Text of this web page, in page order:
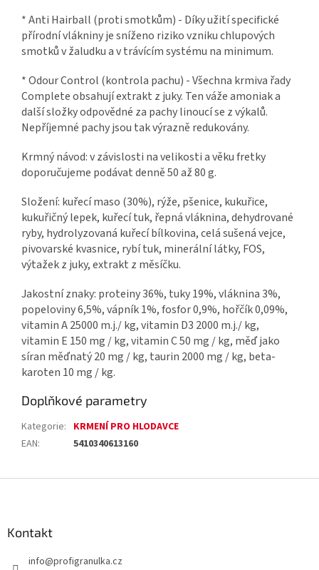
* Anti Hairball (proti smotkům) - Díky užití specifické
přírodní vlákniny je sníženo riziko vzniku chlupových
smotků v žaludku a v trávícím systému na minimum.
* Odour Control (kontrola pachu) - Všechna krmiva řady
Complete obsahují extrakt z juky. Ten váže amoniak a
další složky odpovědné za pachy linoucí se z výkalů.
Nepříjemné pachy jsou tak výrazně redukovány.
Krmný návod: v závislosti na velikosti a věku fretky
doporučujeme podávat denně 50 až 80 g.
Složení: kuřecí maso (30%), rýže, pšenice, kukuřice,
kukuřičný lepek, kuřecí tuk, řepná vláknina, dehydrované
ryby, hydrolyzovaná kuřecí bílkovina, celá sušená vejce,
pivovarské kvasnice, rybí tuk, minerální látky, FOS,
výtažek z juky, extrakt z měsíčku.
Jakostní znaky: proteiny 36%, tuky 19%, vláknina 3%,
popeloviny 6,5%, vápník 1%, fosfor 0,9%, hořčík 0,09%,
vitamin A 25000 m.j./ kg, vitamin D3 2000 m.j./ kg,
vitamin E 150 mg / kg, vitamin C 50 mg / kg, měď jako
síran měďnatý 20 mg / kg, taurin 2000 mg / kg, beta-
karoten 10 mg / kg.
Doplňkové parametry
Kategorie: KRMENÍ PRO HLODAVCE
EAN: 5410340613160
Kontakt
info@profigranulka.cz